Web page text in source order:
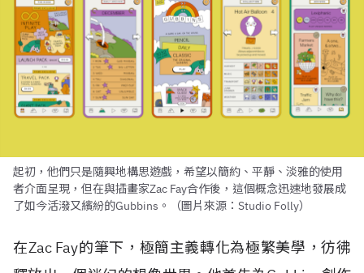
起初，他們只是隨興地構思遊戲，希望以簡約、平靜、淡雅的使用
者介面呈現，但在與插畫家Zac Fay合作後，這個概念迅速地發展成
了如今活潑又繽紛的Gubbins。（圖片來源：Studio Folly）
在Zac Fay的筆下，極簡主義轉化為極繁美學，彷彿